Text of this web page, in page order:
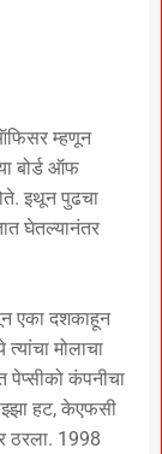
म्हणून
बोर्ड ऑफ
इथून पुढचा
घेतल्यानंतर
एका दशकाहून
मोलाचा
पेप्सीको कंपनीचा
हट, केएफसी
ठरला. 1998